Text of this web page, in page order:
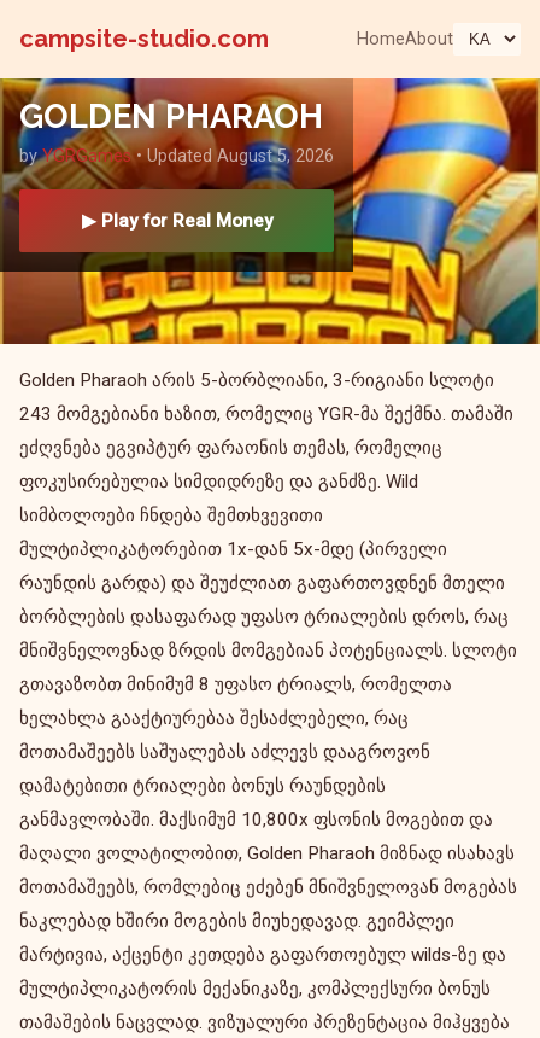
campsite-studio.com HomeAbout
GOLDEN PHARAOH
byYGRGames• Updated August 5, 2026
▶ Play for Real Money
Golden Pharaoh არის 5-ბორბლიანი, 3-რიგიანი სლოტი
243 მომგებიანი ხაზით, რომელიც YGR-მა შექმნა. თამაში
ეძღვნება ეგვიპტურ ფარაონის თემას, რომელიც
ფოკუსირებულია სიმდიდრეზე და განძზე. Wild
სიმბოლოები ჩნდება შემთხვევითი
მულტიპლიკატორებით 1x-დან 5x-მდე (პირველი
რაუნდის გარდა) და შეუძლიათ გაფართოვდნენ მთელი
ბორბლების დასაფარად უფასო ტრიალების დროს, რაც
მნიშვნელოვნად ზრდის მომგებიან პოტენციალს. სლოტი
გთავაზობთ მინიმუმ 8 უფასო ტრიალს, რომელთა
ხელახლა გააქტიურებაა შესაძლებელი, რაც
მოთამაშეებს საშუალებას აძლევს დააგროვონ
დამატებითი ტრიალები ბონუს რაუნდების
განმავლობაში. მაქსიმუმ 10,800x ფსონის მოგებით და
მაღალი ვოლატილობით, Golden Pharaoh მიზნად ისახავს
მოთამაშეებს, რომლებიც ეძებენ მნიშვნელოვან მოგებას
ნაკლებად ხშირი მოგების მიუხედავად. გეიმპლეი
მარტივია, აქცენტი კეთდება გაფართოებულ wilds-ზე და
მულტიპლიკატორის მექანიკაზე, კომპლექსური ბონუს
თამაშების ნაცვლად. ვიზუალური პრეზენტაცია მიჰყვება